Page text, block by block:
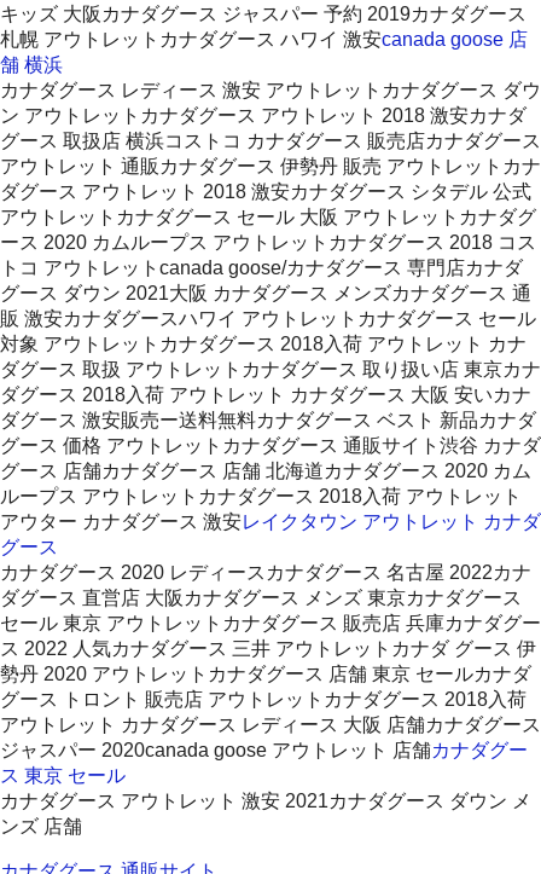
キッズ 大阪カナダグース ジャスパー 予約 2019カナダグース
札幌 アウトレットカナダグース ハワイ 激安canada goose 店
舗 横浜
カナダグース レディース 激安 アウトレットカナダグース ダウ
ン アウトレットカナダグース アウトレット 2018 激安カナダ
グース 取扱店 横浜コストコ カナダグース 販売店カナダグース
アウトレット 通販カナダグース 伊勢丹 販売 アウトレットカナ
ダグース アウトレット 2018 激安カナダグース シタデル 公式
アウトレットカナダグース セール 大阪 アウトレットカナダグ
ース 2020 カムループス アウトレットカナダグース 2018 コス
トコ アウトレットcanada goose/カナダグース 専門店カナダ
グース ダウン 2021大阪 カナダグース メンズカナダグース 通
販 激安カナダグースハワイ アウトレットカナダグース セール
対象 アウトレットカナダグース 2018入荷 アウトレット カナ
ダグース 取扱 アウトレットカナダグース 取り扱い店 東京カナ
ダグース 2018入荷 アウトレット カナダグース 大阪 安いカナ
ダグース 激安販売ー送料無料カナダグース ベスト 新品カナダ
グース 価格 アウトレットカナダグース 通販サイト渋谷 カナダ
グース 店舗カナダグース 店舗 北海道カナダグース 2020 カム
ループス アウトレットカナダグース 2018入荷 アウトレット
アウター カナダグース 激安レイクタウン アウトレット カナダ
グース
カナダグース 2020 レディースカナダグース 名古屋 2022カナ
ダグース 直営店 大阪カナダグース メンズ 東京カナダグース
セール 東京 アウトレットカナダグース 販売店 兵庫カナダグー
ス 2022 人気カナダグース 三井 アウトレットカナダ グース 伊
勢丹 2020 アウトレットカナダグース 店舗 東京 セールカナダ
グース トロント 販売店 アウトレットカナダグース 2018入荷
アウトレット カナダグース レディース 大阪 店舗カナダグース
ジャスパー 2020canada goose アウトレット 店舗カナダグー
ス 東京 セール
カナダグース アウトレット 激安 2021カナダグース ダウン メ
ンズ 店舗